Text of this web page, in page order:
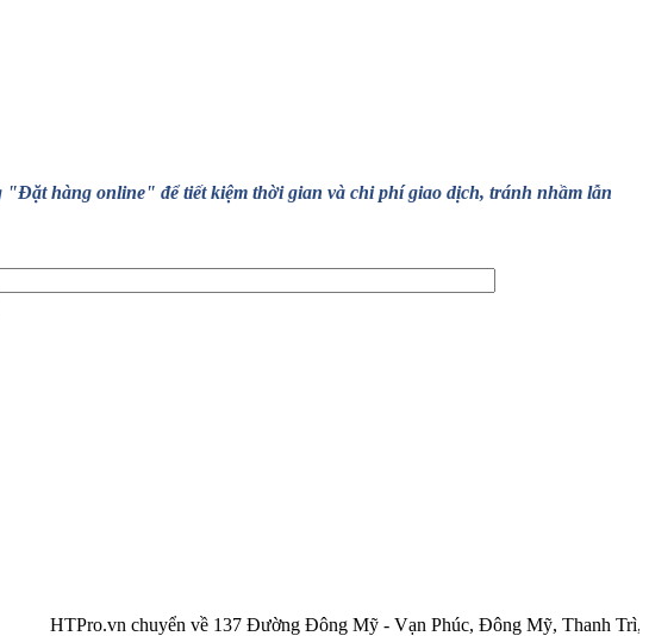
hàng online" để tiết kiệm thời gian và chi phí giao dịch, tránh nhầm lẫn
chuyển về 137 Đường Đông Mỹ - Vạn Phúc, Đông Mỹ, Thanh Trì, Hà Nội.